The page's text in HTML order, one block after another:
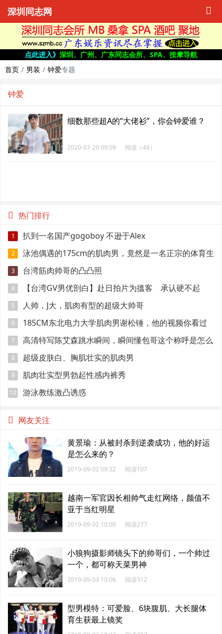
深圳同志网
点此进入》 深圳、广州、广东同志会所、SPA、按摩导航
首页
男装 钟爱专题
钟爱
细数那些超A的“大佬衫”，你会钟爱谁？
2020-07-29 09:09 阅读（44）
热门排行
1 扒到一名国产gogoboy 不逊于Alex
2 泳池偶遇的175cm的肌肉男，竟然是一名正宗的体育生
3 台湾筋肉帅哥的凸凸照
4
【台湾GV男优剖白】赴日拍片为搵客 承认硬不起
来：但我还有性欲
5 人帅，J大，肌肉有型的超级大帅哥
6
185CM东北电力大学肌肉男谢松锤，他的视频你看过
吗
7
高清特写陈艾森跳水瞬间，瞬间懂包哥这个称呼是怎么
来的
8 超级皮肤白、胸肌壮实的肌肉男
9 肌肉壮实型男勃起性感内裤秀
10 游泳教练激凸诱惑
网友关注
黄景瑜：从被封杀到逆袭成功，他的好运
是怎么来的？
2019-09-02 09:32 阅读107
越南一军官因长相帅气走红网络，颜值不
亚于当红明星
2019-09-02 10:00 阅读277
小狼狗摄影师镜头下的帅哥们，一个帅过
一个，都可称天菜男神
2019-09-03 10:06 阅读312
型男模特：可爱脸、6块腹肌、大长腿体
育生获最上镜奖